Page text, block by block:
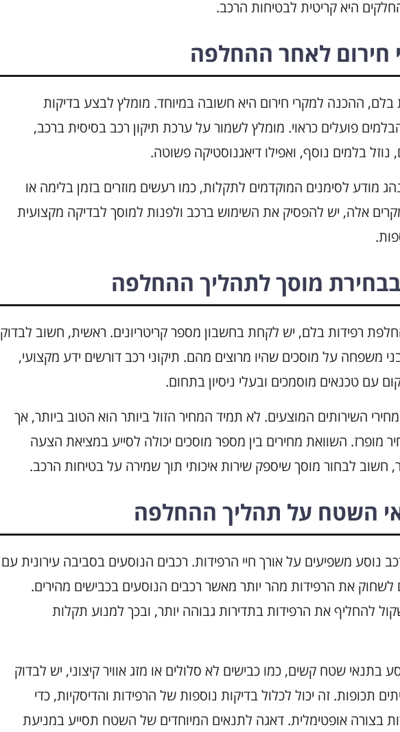
היא קריטית לבטיחות הרכב.
חירום לאחר ההחלפה
ההכנה למקרי חירום היא חשובה במיוחד. מומלץ לבצע בדיקות
פועלים כראוי. מומלץ לשמור על ערכת תיקון רכב בסיסית ברכב,
נוזל בלמים נוסף, ואפילו דיאגנוסטיקה פשוטה.
מודע לסימנים המוקדמים לתקלות, כמו רעשים מוזרים בזמן בלימה או
אלה, יש להפסיק את השימוש ברכב ולפנות למוסך לבדיקה מקצועית
מוסך לתהליך ההחלפה
רפידות בלם, יש לקחת בחשבון מספר קריטריונים. ראשית, חשוב לבדוק
משפחה על מוסכים שהיו מרוצים מהם. תיקוני רכב דורשים ידע מקצועי,
עם טכנאים מוסמכים ובעלי ניסיון בתחום.
השירותים המוצעים. לא תמיד המחיר הזול ביותר הוא הטוב ביותר, אך
מופרז. השוואת מחירים בין מספר מוסכים יכולה לסייע במציאת הצעה
חשוב לבחור מוסך שיספק שירות איכותי תוך שמירה על בטיחות הרכב.
השטח על תהליך ההחלפה
משפיעים על אורך חיי הרפידות. רכבים הנוסעים בסביבה עירונית עם
לשחוק את הרפידות מהר יותר מאשר רכבים הנוסעים בכבישים מהירים.
להחליף את הרפידות בתדירות גבוהה יותר, ובכך למנוע תקלות
בתנאי שטח קשים, כמו כבישים לא סלולים או מזג אוויר קיצוני, יש לבדוק
תכופות. זה יכול לכלול בדיקות נוספות של הרפידות והדיסקיות, כדי
בצורה אופטימלית. דאגה לתנאים המיוחדים של השטח תסייע במניעת